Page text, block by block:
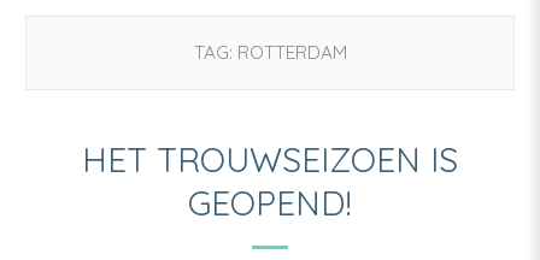
TAG: ROTTERDAM
HET TROUWSEIZOEN IS
GEOPEND!